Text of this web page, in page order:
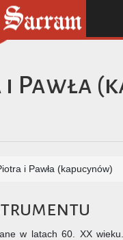
Pawła
i Pawła (kapucynów)
w latach 60. XX